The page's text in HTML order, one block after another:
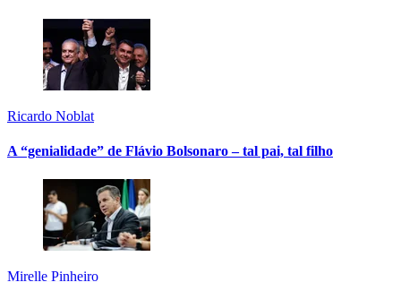
Ricardo Noblat
A “genialidade” de Flávio Bolsonaro – tal pai, tal filho
Mirelle Pinheiro